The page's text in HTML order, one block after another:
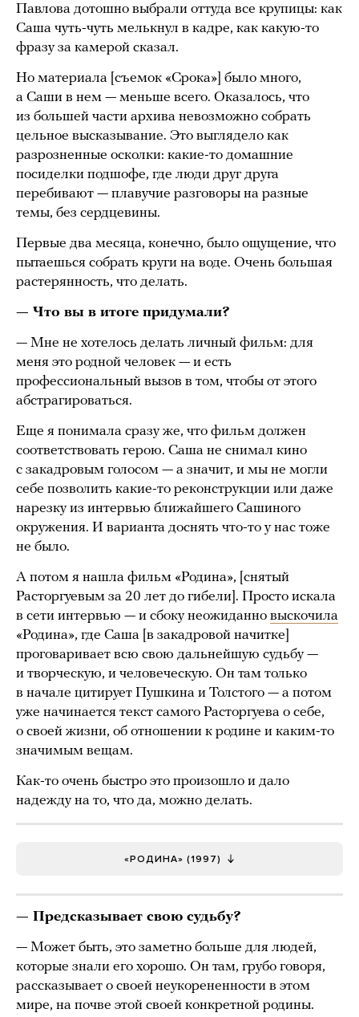
Павлова дотошно выбрали оттуда все крупицы: как
Саша чуть-чуть мелькнул в кадре, как какую-то
фразу за камерой сказал.
Но материала [съемок «Срока»] было много,
а Саши в нем — меньше всего. Оказалось, что
из большей части архива невозможно собрать
цельное высказывание. Это выглядело как
разрозненные осколки: какие-то домашние
посиделки подшофе, где люди друг друга
перебивают — плавучие разговоры на разные
темы, без сердцевины.
Первые два месяца, конечно, было ощущение, что
пытаешься собрать круги на воде. Очень большая
растерянность, что делать.
— Что вы в итоге придумали?
— Мне не хотелось делать личный фильм: для
меня это родной человек — и есть
профессиональный вызов в том, чтобы от этого
абстрагироваться.
Еще я понимала сразу же, что фильм должен
соответствовать герою. Саша не снимал кино
с закадровым голосом — а значит, и мы не могли
себе позволить какие-то реконструкции или даже
нарезку из интервью ближайшего Сашиного
окружения. И варианта доснять что-то у нас тоже
не было.
А потом я нашла фильм «Родина», [снятый
Расторгуевым за 20 лет до гибели]. Просто искала
в сети интервью — и сбоку неожиданно выскочила
«Родина», где Саша [в закадровой начитке]
проговаривает всю свою дальнейшую судьбу —
и творческую, и человеческую. Он там только
в начале цитирует Пушкина и Толстого — а потом
уже начинается текст самого Расторгуева о себе,
о своей жизни, об отношении к родине и каким-то
значимым вещам.
Как-то очень быстро это произошло и дало
надежду на то, что да, можно делать.
«РОДИНА» (1997)
— Предсказывает свою судьбу?
— Может быть, это заметно больше для людей,
которые знали его хорошо. Он там, грубо говоря,
рассказывает о своей неукорененности в этом
мире, на почве этой своей конкретной родины.